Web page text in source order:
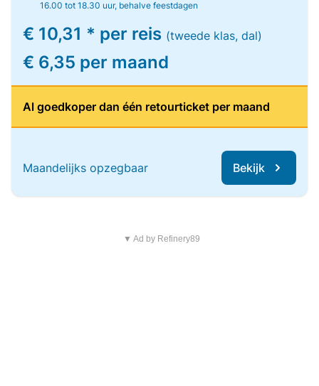
16.00 tot 18.30 uur, behalve feestdagen
€ 10,31 * per reis (tweede klas, dal)
€ 6,35 per maand
Al goedkoper dan één retourticket per maand
Maandelijks opzegbaar Bekijk
▼ Ad by Refinery89